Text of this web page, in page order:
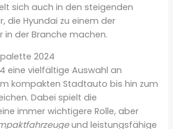
sich auch in den steigenden
die Hyundai zu einem der
in der Branche machen.
2024
eine vielfältige Auswahl an
kompakten Stadtauto bis hin zum
Dabei spielt die
immer wichtigere Rolle, aber
und leistungsfähige